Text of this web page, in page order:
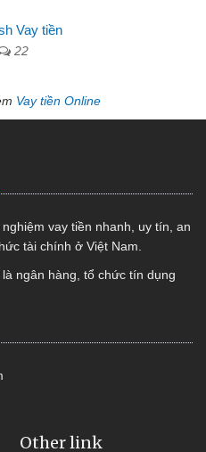
Vay tiền
22
Vay tiền Online
vay tiền nhanh, uy tín, an
tài chính ở Việt Nam.
ngân hàng, tổ chức tín dụng
Other link